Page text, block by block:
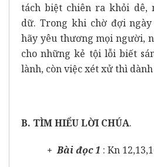
tách biệt chiên ra khỏi dê,
dữ. Trong khi chờ đợi
hãy yêu thương mọi người,
cho những kẻ tội lỗi biết
lành, còn việc xét xử thì
B. TÌM HIỂU LỜI CHÚA.
+ Bài đọc 1 : Kn